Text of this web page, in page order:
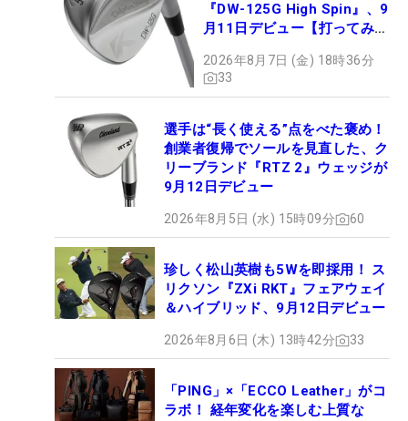
『DW-125G High Spin』、9
月11日デビュー【打ってみ
2026年8月7日 (金) 18時36分
33
選手は“長く使える”点をべた褒め！
創業者復帰でソールを見直した、ク
リーブランド『RTZ 2』ウェッジが
9月12日デビュー
2026年8月5日 (水) 15時09分 60
珍しく松山英樹も5Wを即採用！ ス
リクソン『ZXi RKT』フェアウェイ
＆ハイブリッド、9月12日デビュー
2026年8月6日 (木) 13時42分 33
「PING」×「ECCO Leather」がコ
ラボ！ 経年変化を楽しむ上質な